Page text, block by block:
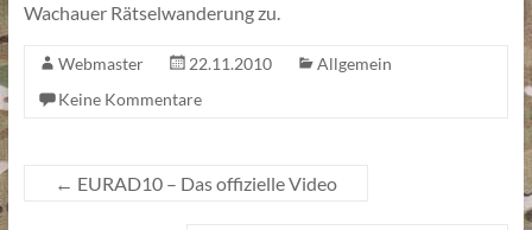
Wachauer Rätselwanderung zu.
Webmaster 22.11.2010
Allgemein
Keine Kommentare
← EURAD10 – Das offizielle Video